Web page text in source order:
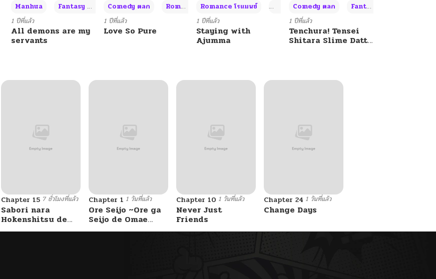
Manhua Fantasy แฟนตาซี +3
1 ปีที่แล้ว
All demons are my
servants
Comedy ตลก Romance โรแมนซ์ +4
1 ปีที่แล้ว
Love So Pure
Romance โรแมนซ์ Adult ผู้ใหญ่ +4
1 ปีที่แล้ว
Staying with
Ajumma
Comedy ตลก Fantasy แฟนตาซี
1 ปีที่แล้ว
Tenchura! Tensei
Shitara Slime Datta
Chapter 15 7 ชั่วโมงที่แล้ว
Sabori nara
Hokenshitsu de
Douzo?
Chapter 1 1 วันที่แล้ว
Ore Seijo ~Ore ga
Seijo de Omae
Akuyaku Reijou
Chapter 10 1 วันที่แล้ว
Never Just
Friends
Chapter 24 1 วันที่แล้ว
Change Days